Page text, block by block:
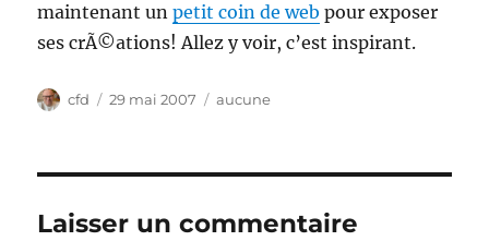
maintenant unpetit coin de web pour exposer
ses crÃ©ations! Allez y voir, c’est inspirant.
Auteur
cfd
Publié
29 mai 2007 Catégories
aucune
Laisser un commentaire